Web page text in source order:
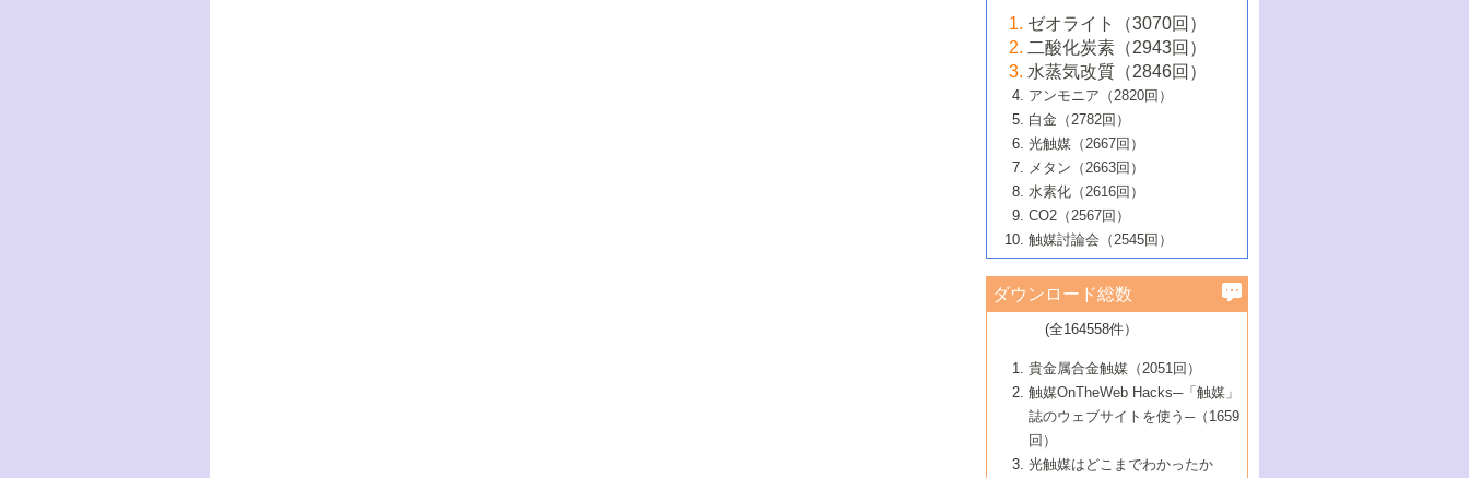
大学：オンライン・対面開催）
6号 メタン転換技術の最新動向
B号 第125回触媒討論会（2020年・工学
院大学）
5号 固体触媒による含窒素有機化合物変
換の最前線
6号 貴金属使用量低減に向けた自動車排
ガス浄化触媒の開発
B号 第123回触媒討論会（2019年・大阪
B号 第121回触媒討論会（2018年・東京
大学）
5号 水素のふるまいを解き明かす最先端
研究
6号 低級アルカンの有効利用のための触
媒技術
B号 第119回触媒討論会（2017年・首都
大学東京）
媒技術
3号 触媒研究の最先端～とびたて若き研究
者たち～（1）
4号 触媒研究の最先端～とびたて若き研究
者たち～（2）
5号 触媒研究の最先端～とびたて若き研究
者たち～（3）
6号 イオニクス材料と燃料電池・電解合成
の最新の研究動向
B号 第117回触媒討論会（2016年・大阪府
立大学）
2号 石油精製用触媒の最近の進展
3号 固体酸化物形燃料電池（SOFC）におけ
るアノード触媒上での燃料直接改質技術
4号 コアシェル構造の制御による触媒機能
5号 工業触媒およびその周辺技術の最近の
進歩
6号 ナノシート
B号 第115回触媒討論会（2015年・成蹊大
2号 光触媒反応機構に関する最新の研究動
向
開発動向
4号 人工光合成に向けた近年のアプローチ
5号 未利用熱エネルギーの有効活用に貢献
する触媒技術
6号 ポリオキソメタレート
B号 第113回触媒討論会（2014年・ロワジ
ールホテル豊橋）
1号 高耐久性燃料電池システム用触媒にお
ける新展開
2号 リビングラジカル重合の最近の動向
3号 天然ガスの化学工業的展開に関する触
媒技術
4号 貴金属触媒の精密構造制御とその活用
5号 バイオマス化成品製造のための固体触
6号 ナノ空間─吸着状態解析から新機能開拓
B号 第111回触媒討論会（2013年・関西大
▼54巻（2012年）
1号 規則性多孔体の利用技術における最近
の進歩
2号 第109回触媒討論会
3号 貴金属低減技術の最新動向
4号 貴金属代替技術の最新動向
5号 光触媒による物質変換反応の新展開
6号 グラフェン
7号 水素を利用する化成品合成の新潮流
▼53巻（2011年）
1号 金属学から見る合金触媒の新展開
2号 第107回触媒討論会
3号 触媒のその場観察法の進歩（１）
4号 触媒のその場観察法の進歩（２）
5号 不活性結合の触媒的活性化による有機
合成
6号 新しい固体酸触媒技術
7号 ゼオライト合成における最近の進歩
▼52巻（2010年）
1号 触媒の劣化対策と長寿命触媒開発
2号 第105回触媒討論会
3号 ナノ構造が拓く新機能
4号 活性サイトおよびその環境の精密な設
計による触媒の高機能化
5号 触媒を有効に使うための技術
7号 有機分子触媒による精密有機合成
8号 高機能化ポリオレフィンに向けた重合
触媒の最近の進展
1号 炭素材料－熱い注目を集める材料－
2号 第103回触媒討論会
3号 環境浄化用光触媒の現状と課題
4号 水素社会の実現に向けた水素製造・貯
蔵技術の進歩
5号 CO2が関わる触媒・材料
7号 持続可能社会実現のための触媒および
触媒関連技術
▼50巻（2008年）
1号 触媒化学と学会のこの10年，半世紀，
そして未来
2号 第101回触媒討論会
4号 錯体を利用したユニークな表面構造の
構築と機能
5号 若手会員による触媒研究の未来展望1：
企業編
6号 第102回触媒討論会
7号 触媒・化学反応における計算化学の進
▼49巻（2007年）
1号 含フッ素化合物の合成と触媒
2号 第99回触媒討論会
3号 実用的ファインケミカル合成プロセス
を実現する触媒
5号 こんな物質，あんな物質―新たな触媒
の可能性―
7号 『結晶の化学』を活かした触媒研究
▼48巻（2006年）
1号 固体酸触媒の最近の進歩
2号 第97回触媒討論会
3号 リビング重合触媒の最近の展開
5号 水素製造・貯蔵のための触媒技術の新
しい展開
6号 第98回触媒討論会
7号 基礎化学品製造の触媒技術
1号 最近の触媒担体とその効果
2号 第95回触媒討論会
4号 水分解用光触媒材料
5号 時間分解分光の進歩と応用
6号 第96回触媒討論会
▼46巻（2004年）
1号 部分酸化反応触媒の最前線
2号 第93回触媒討論会
3号 特殊エネルギー場の触媒反応
4号 生体内における金属の触媒作用
5号 ファインケミカルズの展開に寄与する
▼45巻（2003年）
1号 なぜこの触媒が良いのか？
2号 第91回触媒討論会
3号 最近の自動車排ガス処理技術
4号 触媒研究の現状と将来─第90回触媒討論
▼44巻（2002年）
1号 高次制御された触媒の化学
2号 第89回触媒討論会
3号 触媒を利用した電気化学の新展開
▼43巻（2001年）
1号 グリーンケミストリーと触媒
2号 第87回触媒討論会特集号
▼42巻（2000年）
1号 触媒反応工学の明日を拓く
▼41巻（1999年）
ゼオライト（3070回）
二酸化炭素（2943回）
水蒸気改質（2846回）
アンモニア（2820回）
白金（2782回）
光触媒（2667回）
メタン（2663回）
水素化（2616回）
CO2（2567回）
触媒討論会（2545回）
ダウンロード総数
(全164558件）
貴金属合金触媒（2051回）
触媒OnTheWeb Hacks─「触媒」
誌のウェブサイトを使う─（1659
回）
光触媒はどこまでわかったか